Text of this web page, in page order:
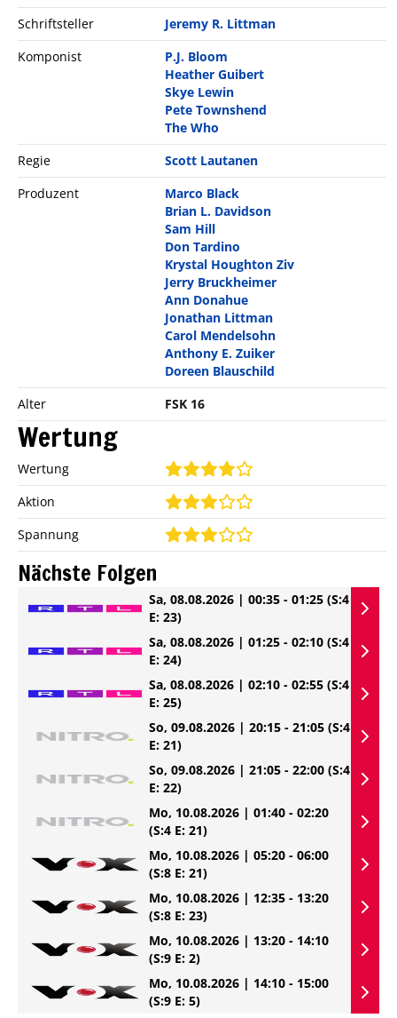
Schriftsteller
Jeremy R. Littman
Komponist
P.J. Bloom
Heather Guibert
Skye Lewin
Pete Townshend
The Who
Regie
Scott Lautanen
Produzent
Marco Black
Brian L. Davidson
Sam Hill
Don Tardino
Krystal Houghton Ziv
Jerry Bruckheimer
Ann Donahue
Jonathan Littman
Carol Mendelsohn
Anthony E. Zuiker
Doreen Blauschild
Alter
FSK 16
Wertung
Wertung
Aktion
Spannung
Nächste Folgen
Sa, 08.08.2026 | 00:35 - 01:25 (S:4
E: 23)
Sa, 08.08.2026 | 01:25 - 02:10 (S:4
E: 24)
Sa, 08.08.2026 | 02:10 - 02:55 (S:4
E: 25)
So, 09.08.2026 | 20:15 - 21:05 (S:4
E: 21)
So, 09.08.2026 | 21:05 - 22:00 (S:4
E: 22)
Mo, 10.08.2026 | 01:40 - 02:20
(S:4 E: 21)
Mo, 10.08.2026 | 05:20 - 06:00
(S:8 E: 21)
Mo, 10.08.2026 | 12:35 - 13:20
(S:8 E: 23)
Mo, 10.08.2026 | 13:20 - 14:10
(S:9 E: 2)
Mo, 10.08.2026 | 14:10 - 15:00
(S:9 E: 5)